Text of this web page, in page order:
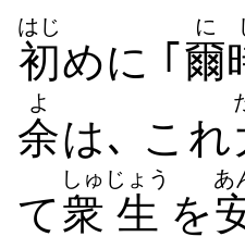
初
はじ
めに ｢爾
に
余
よ
は､ これ
て衆
しゅ
生
じょう
を
あ